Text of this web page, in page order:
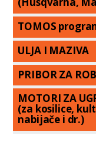
TOMOS
ULJA I MAZIVA
PRIBOR ZA
MOTORI ZA
(za kosilice,
nabijače i dr.)